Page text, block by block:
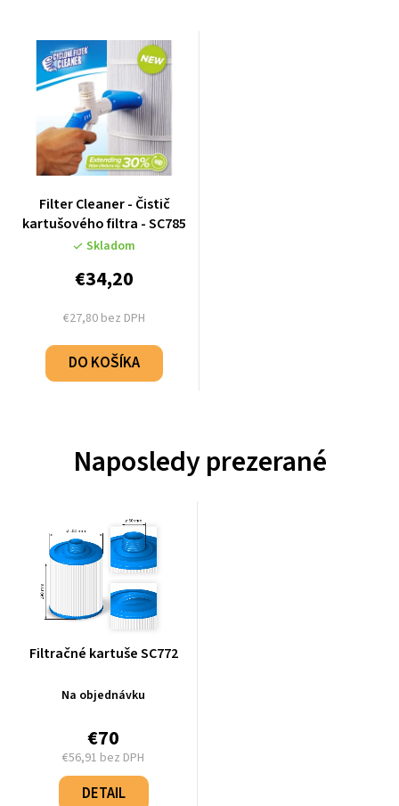
Filter Cleaner - Čistič
kartušového filtra - SC785
Skladom
€27,80 bez DPH
€34,20
DO KOŠÍKA
Naposledy prezerané
Filtračné kartuše SC772
Na objednávku
€70
€56,91 bez DPH
Jednotková
cena:
DETAIL